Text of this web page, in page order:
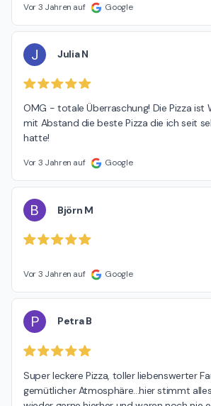
Vor 3 Jahren auf Google
J Julia N
OMG - totale Überraschung! Die Pizza ist
mit Abstand die beste Pizza die ich seit
hatte!
Vor 3 Jahren auf Google
B Björn M
Vor 3 Jahren auf Google
P Petra B
Super leckere Pizza, toller liebenswerter
gemütlicher Atmosphäre...hier stimmt